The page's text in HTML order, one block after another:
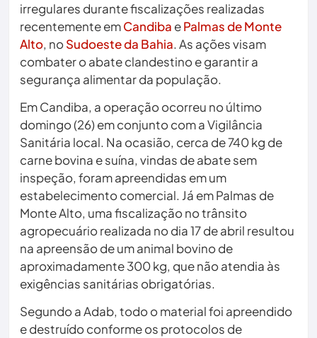
irregulares durante fiscalizações realizadas
recentemente emCandiba ePalmas de Monte
Alto, noSudoeste da Bahia. As ações visam
combater o abate clandestino e garantir a
segurança alimentar da população.
Em Candiba, a operação ocorreu no último
domingo (26) em conjunto com a Vigilância
Sanitária local. Na ocasião, cerca de 740 kg de
carne bovina e suína, vindas de abate sem
inspeção, foram apreendidas em um
estabelecimento comercial. Já em Palmas de
Monte Alto, uma fiscalização no trânsito
agropecuário realizada no dia 17 de abril resultou
na apreensão de um animal bovino de
aproximadamente 300 kg, que não atendia às
exigências sanitárias obrigatórias.
Segundo a Adab, todo o material foi apreendido
e destruído conforme os protocolos de